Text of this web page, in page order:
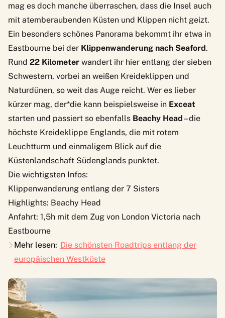
mag es doch manche überraschen, dass die Insel auch
mit atemberaubenden Küsten und Klippen nicht geizt.
Ein besonders schönes Panorama bekommt ihr etwa in
Eastbourne bei der Klippenwanderung nach Seaford.
Rund 22 Kilometer wandert ihr hier entlang der sieben
Schwestern, vorbei an weißen Kreideklippen und
Naturdünen, so weit das Auge reicht. Wer es lieber
kürzer mag, der*die kann beispielsweise in Exceat
starten und passiert so ebenfalls Beachy Head – die
höchste Kreideklippe Englands, die mit rotem
Leuchtturm und einmaligem Blick auf die
Küstenlandschaft Südenglands punktet.
Die wichtigsten Infos:
Klippenwanderung entlang der 7 Sisters
Highlights: Beachy Head
Anfahrt: 1,5h mit dem Zug von London Victoria nach
Eastbourne
Mehr lesen: Die schönsten Roadtrips entlang der
europäischen Westküste